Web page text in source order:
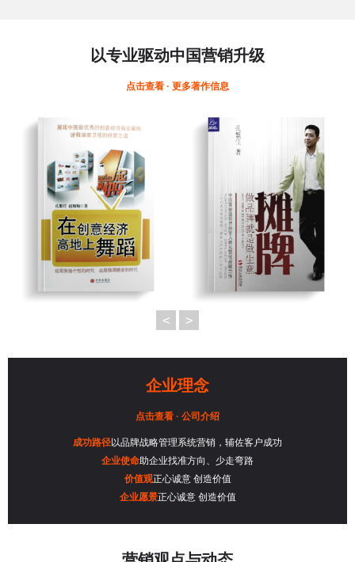
以专业驱动中国营销升级
点击查看 · 更多著作信息
< >
企业理念
点击查看 · 公司介绍
成功路径以品牌战略管理系统营销，辅佐客户成功
企业使命助企业找准方向、少走弯路
价值观正心诚意 创造价值
企业愿景正心诚意 创造价值